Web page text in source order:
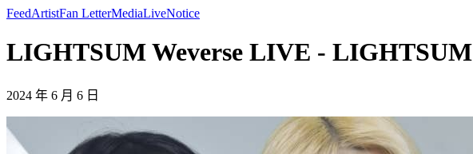
FeedArtistFan LetterMediaLiveNotice
LIGHTSUM Weverse LIVE - LIGHTSUM
2024 年 6 月 6 日